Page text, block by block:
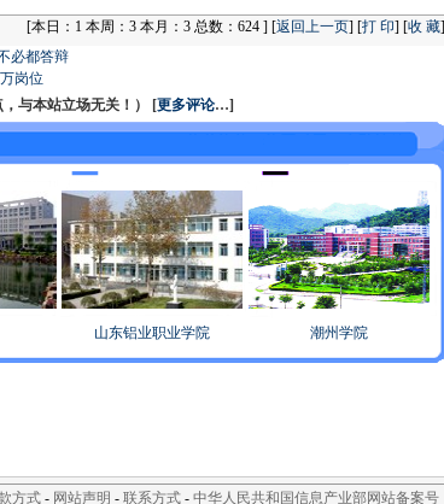
[本日：1 本周：3 本月：3 总数：624 ] [返回上一页] [打 印] [收 藏]
必都答辩
岗位
本站立场无关！） [更多评论…]
山东铝业职业学院 潮州学院
方式- 网站声明 - 联系方式- 中华人民共和国信息产业部网站备案号